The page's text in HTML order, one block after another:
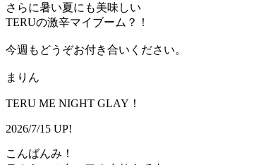
さらに暑い夏にも美味しい
TERUの激辛マイブーム？！
今週もどうぞお付き合いください。
まりん
TERU ME NIGHT GLAY！
2026/7/15 UP!
こんばんみ！